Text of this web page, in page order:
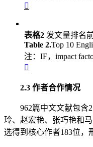

表格2 发文量排名
Table 2.Top 10
注：IF，impact

2.3 作者合作情况
962篇中文文献包含
玲、赵宏艳、张巧艳和
选得到核心作者183位，